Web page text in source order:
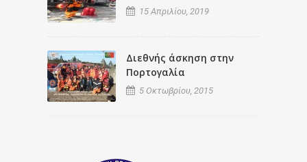
15 Απριλίου, 2019
Διεθνής άσκηση στην
Πορτογαλία
5 Οκτωβρίου, 2015